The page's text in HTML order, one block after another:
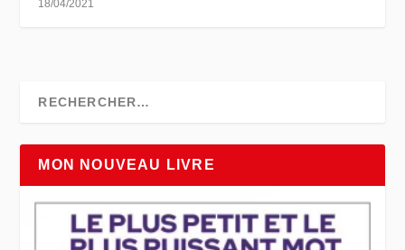
18/04/2021
MON NOUVEAU LIVRE